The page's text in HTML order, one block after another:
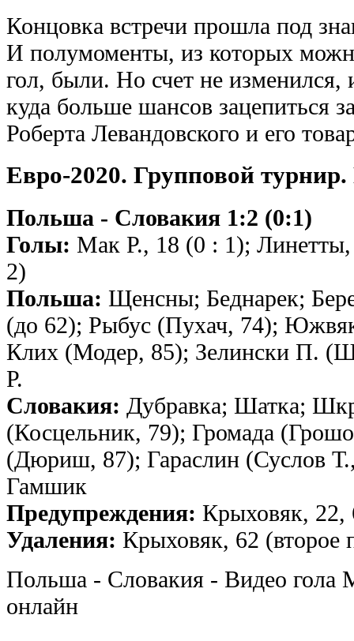
Концовка встречи прошла под
И полумоменты, из которых
гол, были. Но счет не изменился,
куда больше шансов зацепиться
Роберта Левандовского и его
Евро-2020. Групповой
Польша - Словакия 1:2 (0:1)
Голы: Мак Р., 18 (0 : 1);
2)
Польша: Щенсны; Беднарек;
(до 62); Рыбус (Пухач, 74);
Клих (Модер, 85); Зелински П.
Р.
Словакия: Дубравка; Шатка;
(Косцельник, 79); Громада
(Дюриш, 87); Гараслин (Суслов
Гамшик
Предупреждения: Крыховяк, 22,
Удаления: Крыховяк, 62 (второе
Польша - Словакия - Видео гола
онлайн